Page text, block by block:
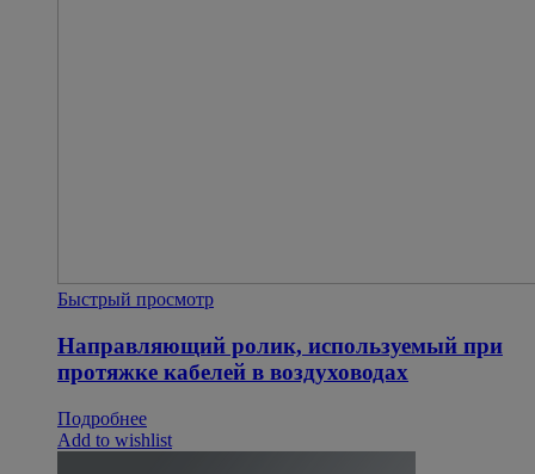
Быстрый просмотр
Направляющий ролик, используемый при
протяжке кабелей в воздуховодах
Подробнее
Add to wishlist